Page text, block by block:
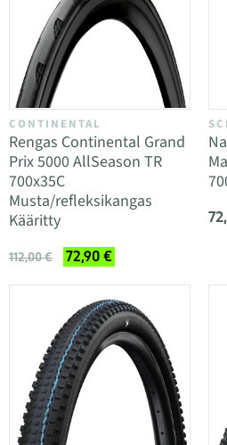
CONTINENTAL
Rengas Continental Grand
Prix 5000 AllSeason TR
700x35C
Musta/refleksikangas
Kääritty
112,00 € 72,90 €